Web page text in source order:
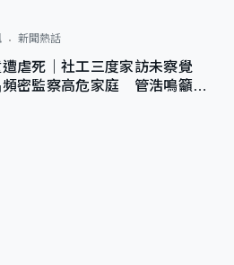
新聞熱話
遭虐死｜社工三度家訪未察覺
頻密監察高危家庭 管浩鳴籲加